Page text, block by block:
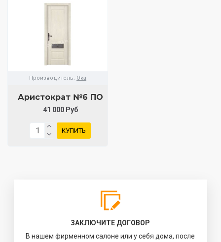
Производитель: Ока
Аристократ №6 ПО
41 000 Руб
КУПИТЬ
ЗАКЛЮЧИТЕ ДОГОВОР
В нашем фирменном салоне или у себя дома, после